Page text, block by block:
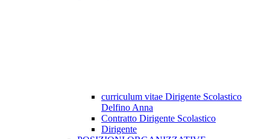
curriculum vitae Dirigente Scolastico
Delfino Anna
Contratto Dirigente Scolastico
Dirigente